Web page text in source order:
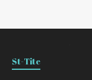
St-Tite